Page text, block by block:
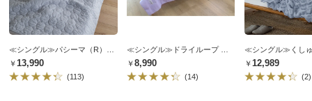
￥13,990
(113)
￥8,990
(14)
￥12,989
(2)